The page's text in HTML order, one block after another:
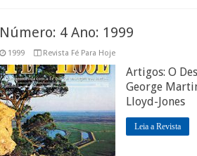
Número: 4 Ano: 1999
1999 Revista Fé Para Hoje
Artigos: O
George
Lloyd-Jones
Leia a Revista